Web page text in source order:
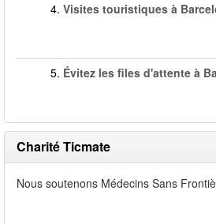
4. Visites touristiques à
5. Évitez les files d'attente à
Charité Ticmate
Nous soutenons Médecins Sans